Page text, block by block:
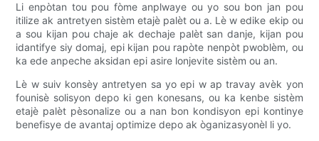
Li enpòtan tou pou fòme anplwaye ou yo sou bon jan pou
itilize ak antretyen sistèm etajè palèt ou a. Lè w edike ekip ou
a sou kijan pou chaje ak dechaje palèt san danje, kijan pou
idantifye siy domaj, epi kijan pou rapòte nenpòt pwoblèm, ou
ka ede anpeche aksidan epi asire lonjevite sistèm ou an.
Lè w suiv konsèy antretyen sa yo epi w ap travay avèk yon
founisè solisyon depo ki gen konesans, ou ka kenbe sistèm
etajè palèt pèsonalize ou a nan bon kondisyon epi kontinye
benefisye de avantaj optimize depo ak òganizasyonèl li yo.